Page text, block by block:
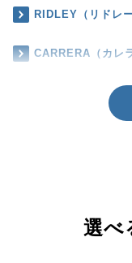
RIDLEY（リドレー
CARRERA（カレ
選べ